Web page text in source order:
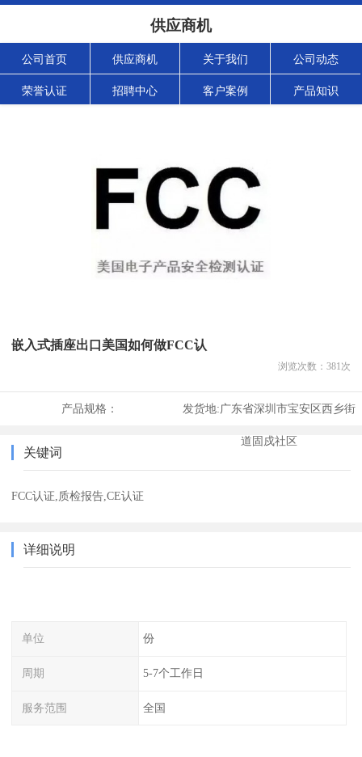
供应商机
公司首页 供应商机 关于我们 公司动态
荣誉认证 招聘中心 客户案例 产品知识
嵌入式插座出口美国如何做FCC认
浏览次数： 381次
产品规格： 发货地:广东省深圳市宝安区西乡街
道固戍社区
关键词
FCC认证,质检报告,CE认证
详细说明
单位 份
周期 5-7个工作日
服务范围 全国